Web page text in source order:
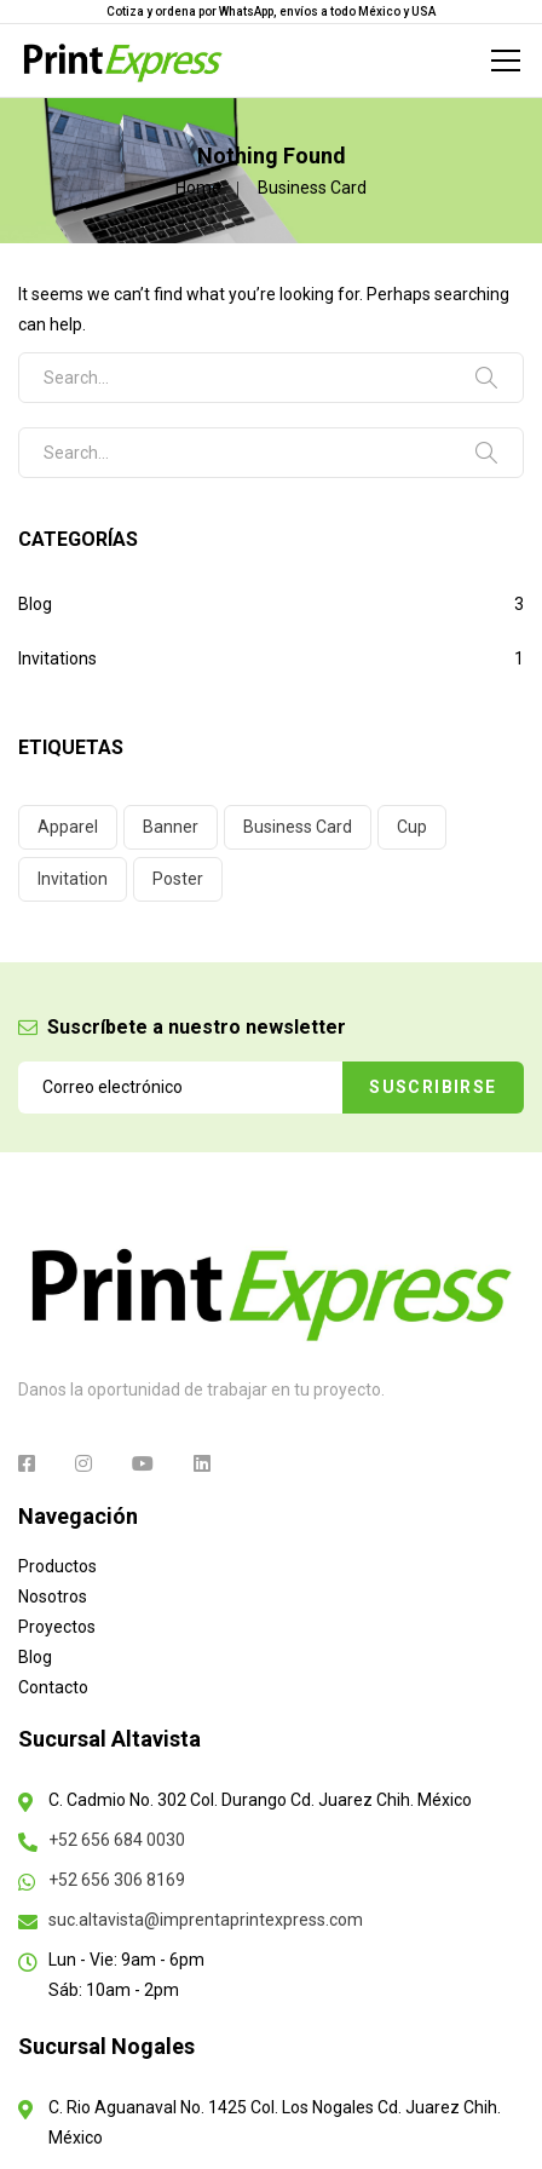
Cotiza y ordena por WhatsApp, envíos a todo México y USA
Nothing Found
Home Business Card
It seems we can’t find what you’re looking for. Perhaps searching
can help.
Search for:
Search for:
CATEGORÍAS
Blog 3
Invitations 1
ETIQUETAS
Apparel Banner Business Card Cup
Invitation Poster
Suscríbete a nuestro newsletter
Danos la oportunidad de trabajar en tu proyecto.
Navegación
Productos
Nosotros
Proyectos
Blog
Contacto
Sucursal Altavista
C. Cadmio No. 302 Col. Durango Cd. Juarez Chih. México
+52 656 684 0030
+52 656 306 8169
suc.altavista@imprentaprintexpress.com
Lun - Vie: 9am - 6pm
Sáb: 10am - 2pm
Sucursal Nogales
C. Rio Aguanaval No. 1425 Col. Los Nogales Cd. Juarez Chih.
México